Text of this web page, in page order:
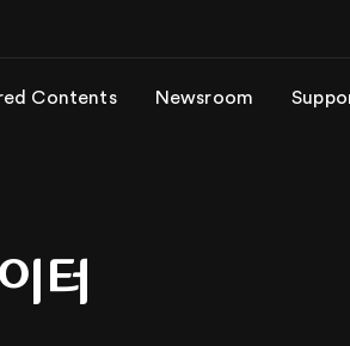
Contents Newsroom
터